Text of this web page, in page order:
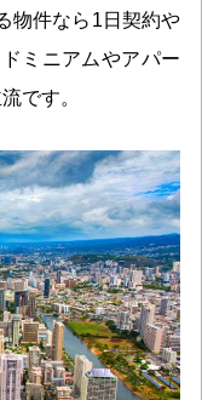
物件なら1日契約や
ミニアムやアパー
です。